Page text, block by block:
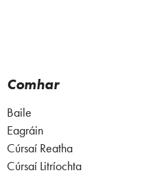
Comhar
Baile
Eagráin
Cúrsaí Reatha
Cúrsaí Litríochta